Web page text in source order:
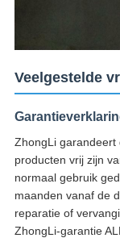
Veelgestelde
ZhongLi garandeert
producten vrij zijn
normaal gebruik
maanden vanaf de
reparatie of
ZhongLi-garantie